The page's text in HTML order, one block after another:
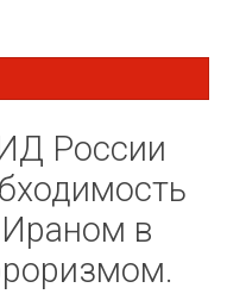
России
Ираном в